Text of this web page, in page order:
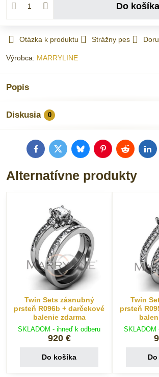
Do košíka
Otázka k produktu Strážny pes
Výrobca: MARRYLINE
Popis
Diskusia 0
FacebookTwitterBlueskyPinterestReddit
Alternatívne produkty
Twin Sets zásnubný
prsteň R096b + darčekové
balenie zdarma
SKLADOM - ihneď k odberu
920 €
Do košíka
Twin
prsteň
SKLADOM